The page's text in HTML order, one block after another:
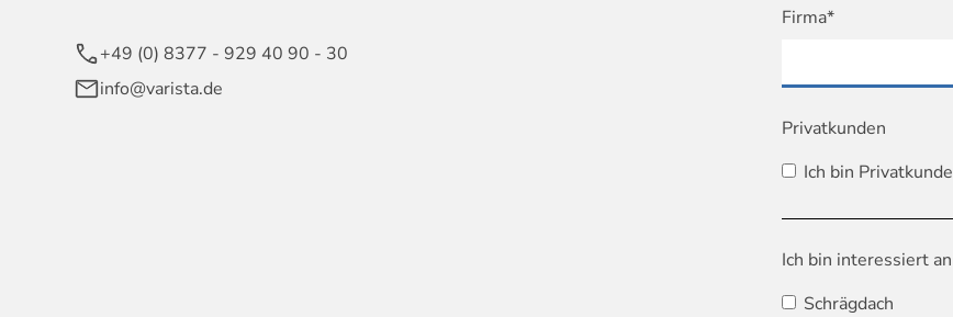
+49 (0) 8377 - 929 40 90 - 30
info@varista.de
Firma*
Privatkunden
Ich bin Privatkunde
Ich bin interessiert an
Schrägdach